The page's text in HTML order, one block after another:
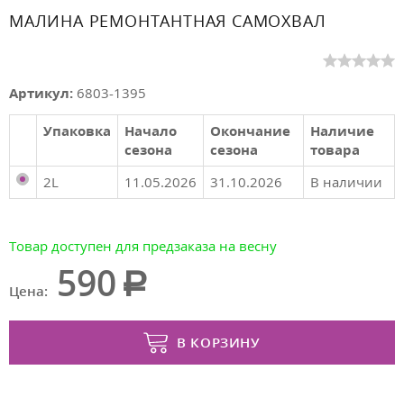
МАЛИНА РЕМОНТАНТНАЯ САМОХВАЛ
Артикул: 6803-1395
Упаковка
Начало
сезона
Окончание
сезона
Наличие
товара
2L
11.05.2026 31.10.2026 В наличии
Товар доступен для предзаказа на весну
Цена: 590
В КОРЗИНУ